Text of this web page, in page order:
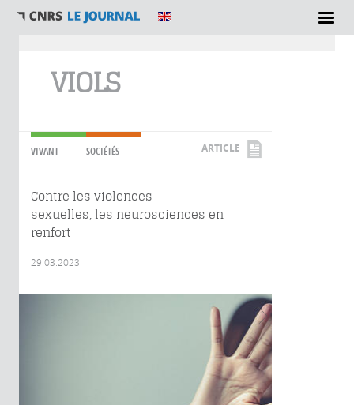
VIOLS
VIVANT SOCIÉTÉS ARTICLE
Contre les violences
sexuelles, les neurosciences en
renfort
29.03.2023